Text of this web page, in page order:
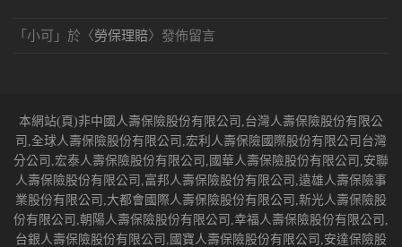
「 小可 」於〈勞保理賠〉發佈留言
本網站(頁)非中國人壽保險股份有限公司,台灣人壽保險股份有限公
司,全球人壽保險股份有限公司,宏利人壽保險國際股份有限公司台灣
分公司,宏泰人壽保險股份有限公司,國華人壽保險股份有限公司,安聯
人壽保險股份有限公司,富邦人壽保險股份有限公司,遠雄人壽保險事
業股份有限公司,大都會國際人壽保險股份有限公司,新光人壽保險股
份有限公司,朝陽人壽保險股份有限公司,幸福人壽保險股份有限公司,
台銀人壽保險股份有限公司,國寶人壽保險股份有限公司,安達保險股